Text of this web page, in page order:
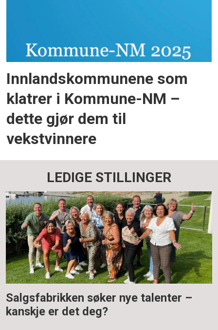
Innlandskommunene som
klatrer i Kommune-NM –
dette gjør dem til
vekstvinnere
LEDIGE STILLINGER
Salgsfabrikken søker nye talenter –
kanskje er det deg?